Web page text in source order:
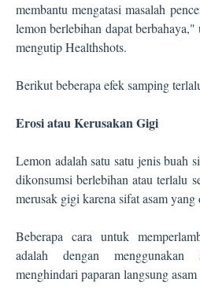
membantu mengatasi masalah
lemon berlebihan dapat
mengutip Healthshots.
Berikut beberapa efek samping
Erosi atau Kerusakan Gigi
Lemon adalah satu satu jenis buah
dikonsumsi berlebihan atau terlalu
merusak gigi karena sifat asam
Beberapa cara untuk
adalah dengan menggunakan
menghindari paparan langsung